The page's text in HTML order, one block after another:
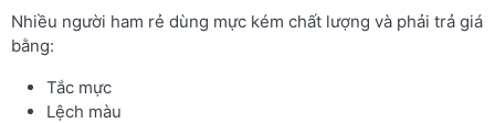
Nhiều người ham rẻ dùng mực kém chất lượng và phải trả giá
bằng:
Tắc mực
Lệch màu